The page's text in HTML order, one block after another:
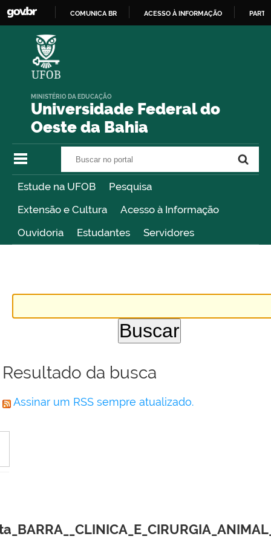
COMUNICA BR ACESSO À INFORMAÇÃO
Universidade Federal do
Oeste da Bahia
MINISTÉRIO DA EDUCAÇÃO
Estude na UFOB
Pesquisa
Extensão e Cultura
Acesso à Informação
Ouvidoria
Estudantes Servidores
Resultado da busca
Assinar um RSS sempre atualizado.